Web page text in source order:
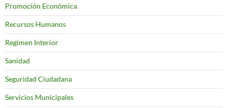
Promoción Económica
Recursos Humanos
Regimen Interior
Sanidad
Seguridad Ciudadana
Servicios Municipales